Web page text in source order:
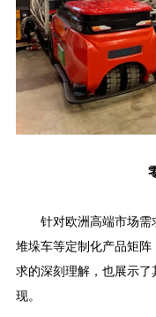
针对欧洲高端市场
堆垛车等定制化产品矩
求的深刻理解，也展示
现。